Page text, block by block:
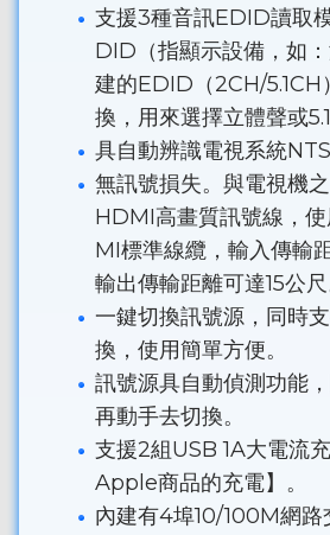
支援3種音訊EDID讀取
DID（指顯示設備，如
建的EDID（2CH/5.1CH
換，用來選擇立體聲或
具自動辨識電視系統
無訊號損失。與電視機
HDMI高畫質訊號線，
MI標準線纜，輸入傳輸
輸出傳輸距離可達15公尺
一鍵切換訊號源，同時
換，使用簡單方便。
訊號源具自動偵測功能
再動手去切換。
支援2組USB 1A大電流
Apple商品的充電】。
內建有4埠10/100M網路